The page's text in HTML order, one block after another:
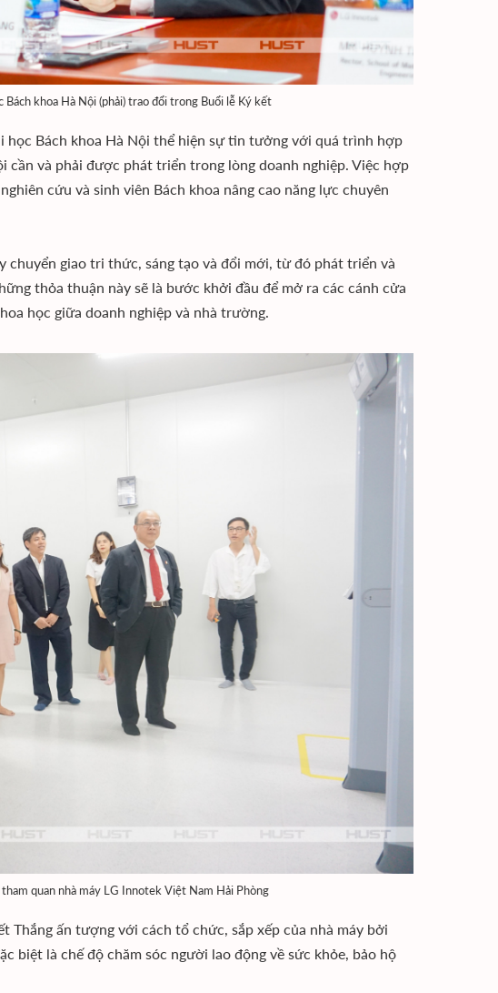
khoa Hà Nội (phải) trao đổi trong Buổi lễ Ký kết
học Bách khoa Hà Nội thể hiện sự tin tưởng với quá trình hợp
cần và phải được phát triển trong lòng doanh nghiệp. Việc hợp
cứu và sinh viên Bách khoa nâng cao năng lực chuyên
chuyển giao tri thức, sáng tạo và đổi mới, từ đó phát triển và
thỏa thuận này sẽ là bước khởi đầu để mở ra các cánh cửa
học giữa doanh nghiệp và nhà trường.
quan nhà máy LG Innotek Việt Nam Hải Phòng
Thắng ấn tượng với cách tổ chức, sắp xếp của nhà máy bởi
biệt là chế độ chăm sóc người lao động về sức khỏe, bảo hộ